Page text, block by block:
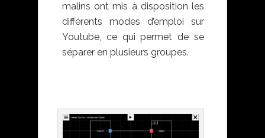
malins ont mis à disposition les
différents modes d’emploi sur
Youtube, ce qui permet de se
séparer en plusieurs groupes.